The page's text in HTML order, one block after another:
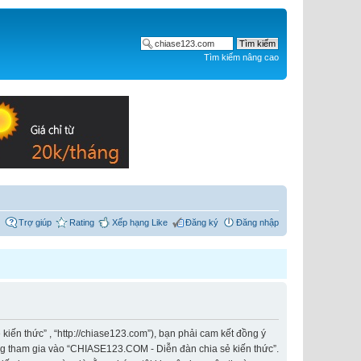
Tìm kiếm nâng cao
Trợ giúp Rating Xếp hạng Like Đăng ký Đăng nhập
thức” , “http://chiase123.com”), bạn phải cam kết đồng ý
gia vào “CHIASE123.COM - Diễn đàn chia sẻ kiến thức”.